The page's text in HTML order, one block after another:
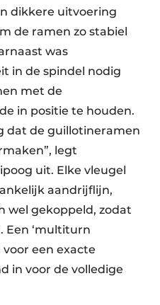
dikkere uitvoering
de ramen zo stabiel
was
in de spindel nodig
met de
in positie te houden.
dat de guillotineramen
legt
uit. Elke vleugel
aandrijflijn,
wel gekoppeld, zodat
Een ‘multiturn
een exacte
in voor de volledige